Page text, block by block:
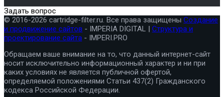
Задать вопрос
© 2016-2026 cartridge-filter.ru. Все права защищены Создание
и продвижение сайтов - IMPERIA DIGITAL | Структура и
проектирование сайта - IMPERI.PRO
Обращаем ваше внимание на то, что данный интернет-сайт
носит исключительно информационный характер и ни при
каких условиях не является публичной офертой,
определяемой положениями Статьи 437(2) Гражданского
кодекса Российской Федерации.